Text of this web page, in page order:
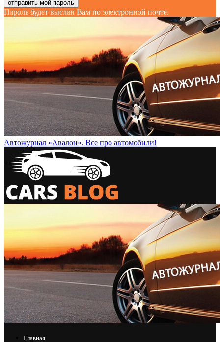
Пароль будет выслан Вам по электронной почте.
Автожурнал «Авалон». Все про автомобили!
Главная